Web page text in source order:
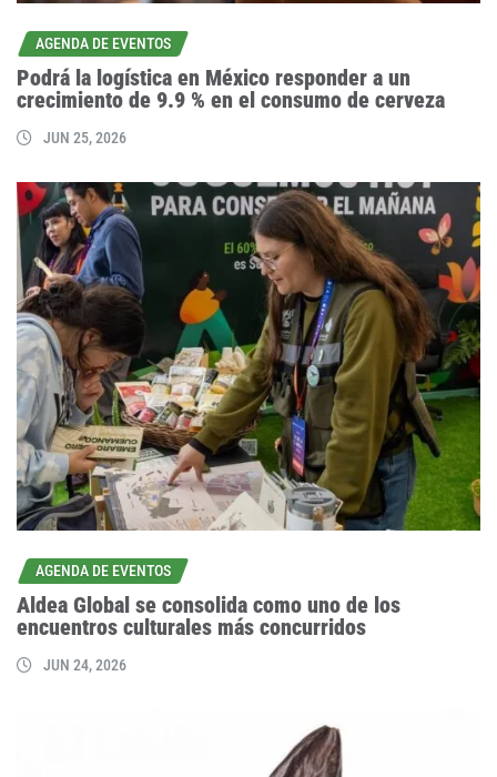
AGENDA DE EVENTOS
Podrá la logística en México responder a un
crecimiento de 9.9 % en el consumo de cerveza
JUN 25, 2026
AGENDA DE EVENTOS
Aldea Global se consolida como uno de los
encuentros culturales más concurridos
JUN 24, 2026